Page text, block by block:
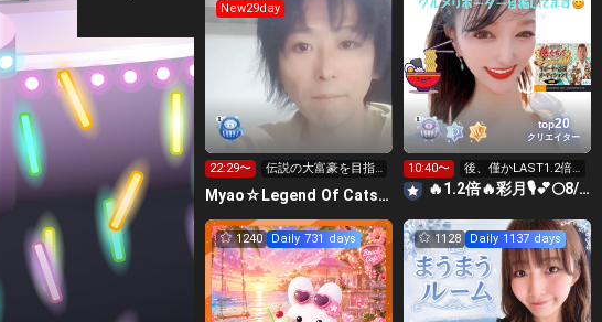
New29day
22:29〜
伝説の大富豪を目指
します🐱
Myao☆Legend Of Cats Eyes🐱
top20
クリエイター
10:40〜
後、僅かLAST1.2倍
🔥アバ権へ近付きた 🔥1.2倍🔥彩月🎙️💕🌕8/12マイスタ🔥
1240 Daily 731 days 1128 Daily 1137 days